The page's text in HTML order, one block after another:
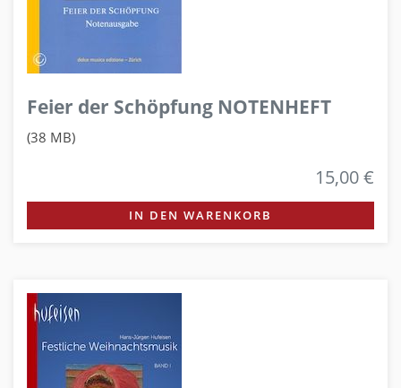
Feier der Schöpfung NOTENHEFT
(38 MB)
15,00 €
IN DEN WARENKORB